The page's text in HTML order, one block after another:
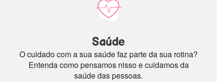
Saúde
O cuidado com a sua saúde faz parte da sua rotina?
Entenda como pensamos nisso e cuidamos da
saúde das pessoas.